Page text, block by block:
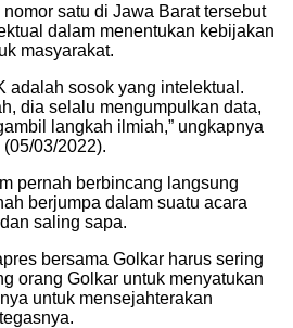
satu di Jawa Barat tersebut
dalam menentukan kebijakan
masyarakat.
adalah sosok yang intelektual.
dia selalu mengumpulkan data,
langkah ilmiah,” ungkapnya
03/2022).
pernah berbincang langsung
berjumpa dalam suatu acara
saling sapa.
bersama Golkar harus sering
orang Golkar untuk menyatukan
untuk mensejahterakan